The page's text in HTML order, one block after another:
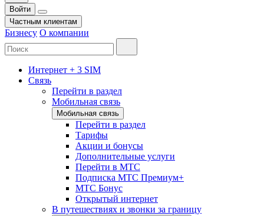
Войти
Частным клиентам
Бизнесу О компании
Интернет + 3 SIM
Связь
Перейти в раздел
Мобильная связь
Мобильная связь
Перейти в раздел
Тарифы
Акции и бонусы
Дополнительные услуги
Перейти в МТС
Подписка МТС Премиум+
МТС Бонус
Открытый интернет
В путешествиях и звонки за границу